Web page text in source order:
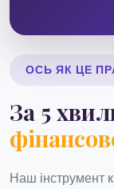
ОСЬ ЯК ЦЕ
За 5
Наш інструмент